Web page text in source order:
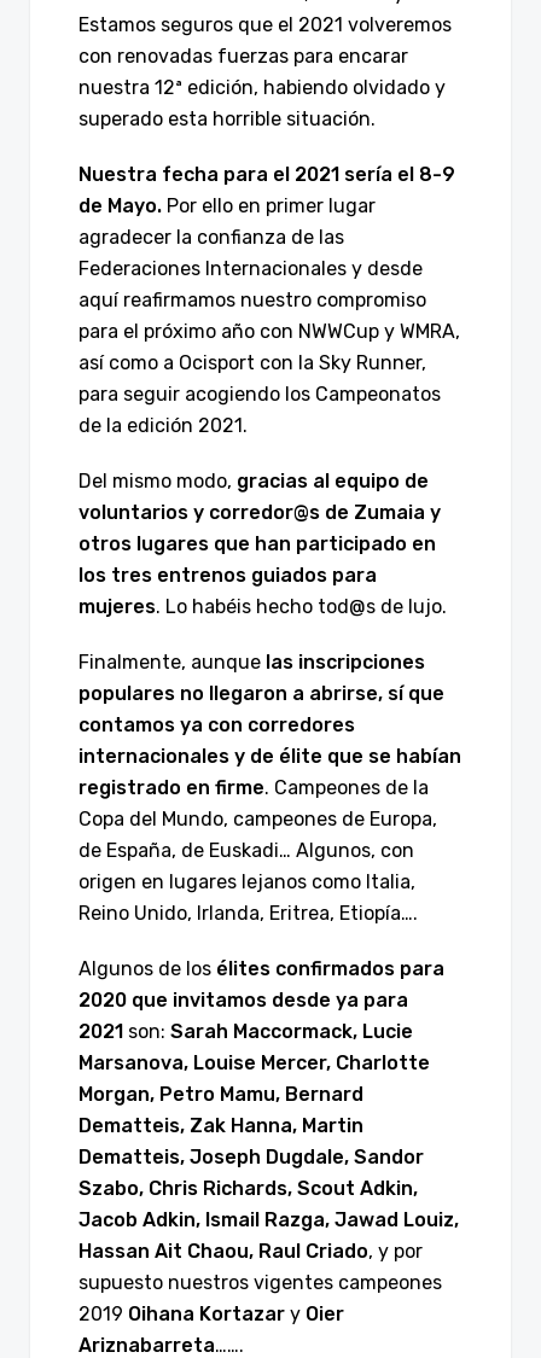
Estamos seguros que el 2021 volveremos
con renovadas fuerzas para encarar
nuestra 12ª edición, habiendo olvidado y
superado esta horrible situación.
Nuestra fecha para el 2021 sería el 8-9
de Mayo. Por ello en primer lugar
agradecer la confianza de las
Federaciones Internacionales y desde
aquí reafirmamos nuestro compromiso
para el próximo año con NWWCup y WMRA,
así como a Ocisport con la Sky Runner,
para seguir acogiendo los Campeonatos
de la edición 2021.
Del mismo modo, gracias al equipo de
voluntarios y corredor@s de Zumaia y
otros lugares que han participado en
los tres entrenos guiados para
mujeres. Lo habéis hecho tod@s de lujo.
Finalmente, aunque las inscripciones
populares no llegaron a abrirse, sí que
contamos ya con corredores
internacionales y de élite que se habían
registrado en firme. Campeones de la
Copa del Mundo, campeones de Europa,
de España, de Euskadi… Algunos, con
origen en lugares lejanos como Italia,
Reino Unido, Irlanda, Eritrea, Etiopía….
Algunos de los élites confirmados para
2020 que invitamos desde ya para
2021 son: Sarah Maccormack, Lucie
Marsanova, Louise Mercer, Charlotte
Morgan, Petro Mamu, Bernard
Dematteis, Zak Hanna, Martin
Dematteis, Joseph Dugdale, Sandor
Szabo, Chris Richards, Scout Adkin,
Jacob Adkin, Ismail Razga, Jawad Louiz,
Hassan Ait Chaou, Raul Criado, y por
supuesto nuestros vigentes campeones
2019 Oihana Kortazar y Oier
Ariznabarreta…….